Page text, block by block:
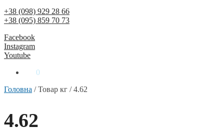
+38 (098) 929 28 66
+38 (095) 859 70 73
Facebook
Instagram
Youtube
0
Головна /Товар кг /4.62
4.62